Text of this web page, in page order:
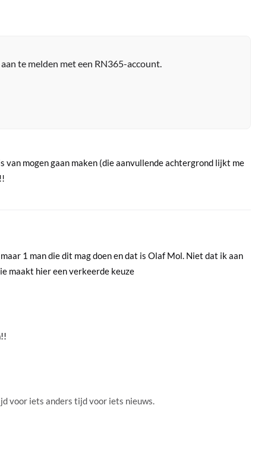
te melden met een RN365-account.
van mogen gaan maken (die aanvullende achtergrond lijkt me
1 man die dit mag doen en dat is Olaf Mol. Niet dat ik aan
maakt hier een verkeerde keuze
voor iets anders tijd voor iets nieuws.